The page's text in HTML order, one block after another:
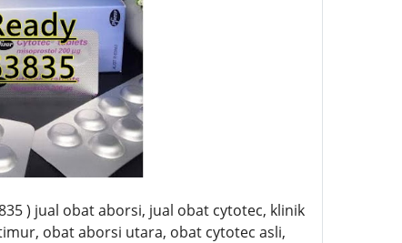
) jual obat aborsi, jual obat cytotec, klinik
obat aborsi utara, obat cytotec asli,